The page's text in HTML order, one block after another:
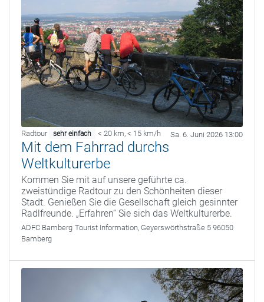
Radtour sehr einfach < 20 km, < 15 km/h Sa. 6. Juni 2026 13:00
Mit dem Fahrrad durchs
Weltkulturerbe
Kommen Sie mit auf unsere geführte ca.
zweistündige Radtour zu den Schönheiten dieser
Stadt. Genießen Sie die Gesellschaft gleich gesinnter
Radlfreunde. „Erfahren“ Sie sich das Weltkulturerbe.
ADFC Bamberg Tourist Information, Geyerswörthstraße 5 96050
Bamberg